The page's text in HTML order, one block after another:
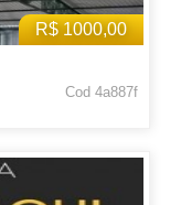
R$ 1000,00
Cod 4a887f